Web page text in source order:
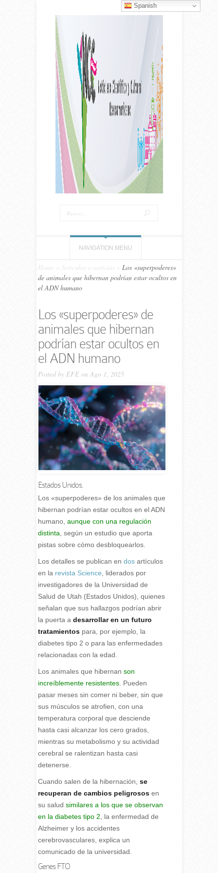
NAVIGATION MENU
Home Artículos o noticias
Los «superpoderes»
de animales que hibernan podrían estar ocultos en
el ADN humano
Los «superpoderes» de
animales que hibernan
podrían estar ocultos en
el ADN humano
Posted by EFEon Ago 1, 2025
Estados Unidos.
L os «superpoderes» de los animales que
hibernan podrían estar ocultos en el ADN
humano, aunque con una regulación
distinta , según un estudio que aporta
pistas sobre cómo desbloquearlos.
Los detalles se publican en dosartículos
en la revista Science , liderados por
investigadores de la Universidad de
Salud de Utah (Estados Unidos), quienes
señalan que sus hallazgos podrían abrir
la puerta a desarrollar en un futuro
tratamientospara, por ejemplo, la
diabetes tipo 2 o para las enfermedades
relacionadas con la edad.
Los animales que hibernan son
increíblemente resistentes. Pueden
pasar meses sin comer ni beber, sin que
sus músculos se atrofien, con una
temperatura corporal que desciende
hasta casi alcanzar los cero grados,
mientras su metabolismo y su actividad
cerebral se ralentizan hasta casi
detenerse.
Cuando salen de la hibernación, se
recuperan de cambios peligrososen
su salud similares a los que se observan
en la diabetes tipo 2 , la enfermedad de
Alzheimer y los accidentes
cerebrovasculares, explica un
comunicado de la universidad.
Genes FTO
Spanish